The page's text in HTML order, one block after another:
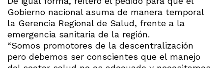
Gobierno nacional asuma de manera temporal
la Gerencia Regional de Salud, frente a la
emergencia sanitaria de la región.
“Somos promotores de la descentralización
pero debemos ser conscientes que el manejo